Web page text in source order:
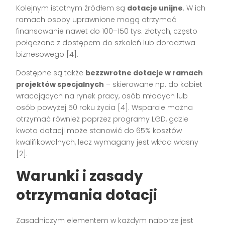
Kolejnym istotnym źródłem są dotacje unijne. W ich
ramach osoby uprawnione mogą otrzymać
finansowanie nawet do 100–150 tys. złotych, często
połączone z dostępem do szkoleń lub doradztwa
biznesowego [4] .
Dostępne są także bezzwrotne dotacje w ramach
projektów specjalnych – skierowane np. do kobiet
wracających na rynek pracy, osób młodych lub
osób powyżej 50 roku życia [4] . Wsparcie można
otrzymać również poprzez programy LGD, gdzie
kwota dotacji może stanowić do 65% kosztów
kwalifikowalnych, lecz wymagany jest wkład własny
[2] .
Warunki i zasady
otrzymania dotacji
Zasadniczym elementem w każdym naborze jest